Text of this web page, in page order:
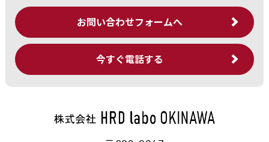
お問い合わせフォームへ
今すぐ電話する